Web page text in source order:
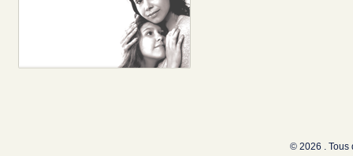
© 2026 . Tous